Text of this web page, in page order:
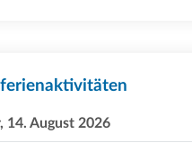
14. August 2026